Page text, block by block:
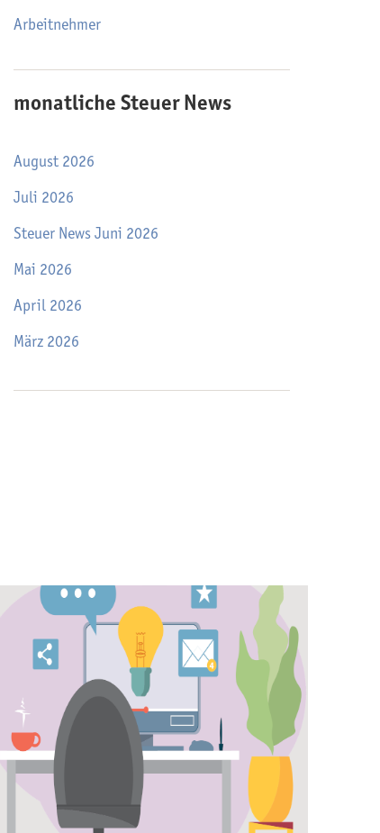
Arbeitnehmer
monatliche Steuer News
August 2026
Juli 2026
Steuer News Juni 2026
Mai 2026
April 2026
März 2026